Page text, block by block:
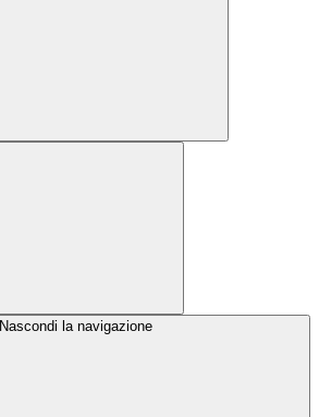
Nascondi la navigazione